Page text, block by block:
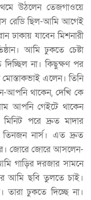
উঠলেন তেজগাওয়ে
রেডি ছিল-আমি আগেই
ঢাকায় যাবেন মিশনারী
আমি ঢুকতে চেষ্টা
না। কিছুক্ষণ পর
মোস্তাকভাই এলেন। তিনি
আপনি থাকেন, দেখি কে
আপনি গেইটে থাকেন
মিনিট পরে দ্রুত মাদার
তিনজন নার্স। এত দ্রুত
জোরে জোরে আসলেন-
গাড়ির দরজার সামনে
আমি ছবি তুলতে চাই।
ঢুকতে দিচ্ছে না।